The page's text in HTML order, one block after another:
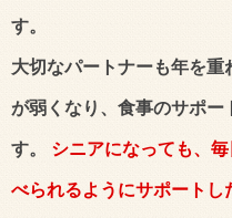
す。
大切なパートナーも年を
が弱くなり、食事のサポー
す。 シニアになっても、
べられるようにサポートし